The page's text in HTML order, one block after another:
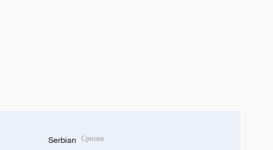
Serbian Српски